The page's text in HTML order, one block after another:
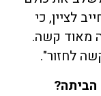
לציין, כי
מאוד קשה.
לחזור".
הביתה?